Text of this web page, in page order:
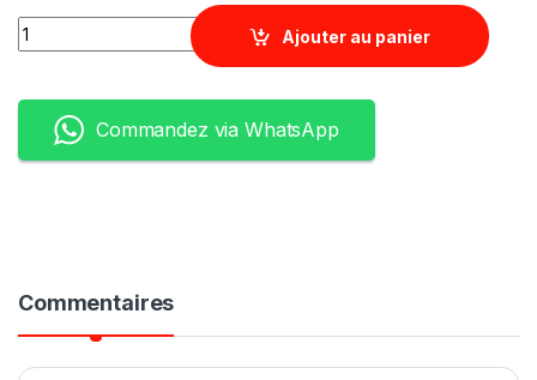
Quantity
Ajouter au panier
Commandez via WhatsApp
Commentaires